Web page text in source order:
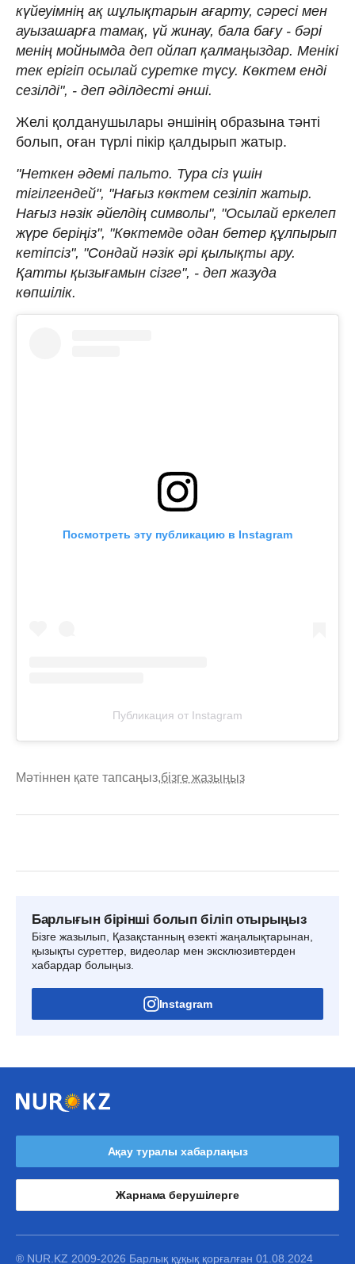
күйеуімнің ақ шұлықтарын ағарту, сәресі мен
ауызашарға тамақ, үй жинау, бала бағу - бәрі
менің мойнымда деп ойлап қалмаңыздар. Менікі
тек ерігіп осылай суретке түсу. Көктем енді
сезілді", - деп әділдесті әнші.
Желі қолданушылары әншінің образына тәнті
болып, оған түрлі пікір қалдырып жатыр.
"Неткен әдемі пальто. Тура сіз үшін
тігілгендей", "Нағыз көктем сезіліп жатыр.
Нағыз нәзік әйелдің символы", "Осылай еркелеп
жүре беріңіз", "Көктемде одан бетер құлпырып
кетіпсіз", "Сондай нәзік әрі қылықты ару.
Қатты қызығамын сізге", - деп жазуда
көпшілік.
Посмотреть эту публикацию в Instagram
Публикация от Instagram
Мәтіннен қате тапсаңыз,бізге жазыңыз
Барлығын бірінші болып біліп отырыңыз
Бізге жазылып, Қазақстанның өзекті жаңалықтарынан,
қызықты суреттер, видеолар мен эксклюзивтерден
хабардар болыңыз.
Instagram
Ақау туралы хабарлаңыз
Жарнама берушілерге
® NUR.KZ 2009-2026 Барлық құқық қорғалған 01.08.2024